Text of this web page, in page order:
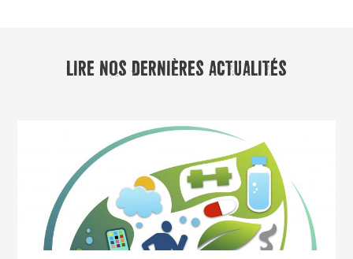
LIRE NOS DERNIÈRES ACTUALITÉS